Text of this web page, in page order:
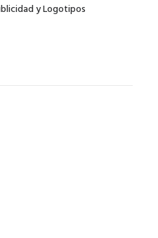
y Logotipos